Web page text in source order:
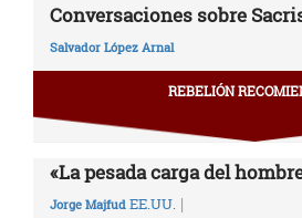
Conversaciones sobre
Salvador López Arnal
REBELIÓN
«La pesada carga del
Jorge Majfud EE.UU. |